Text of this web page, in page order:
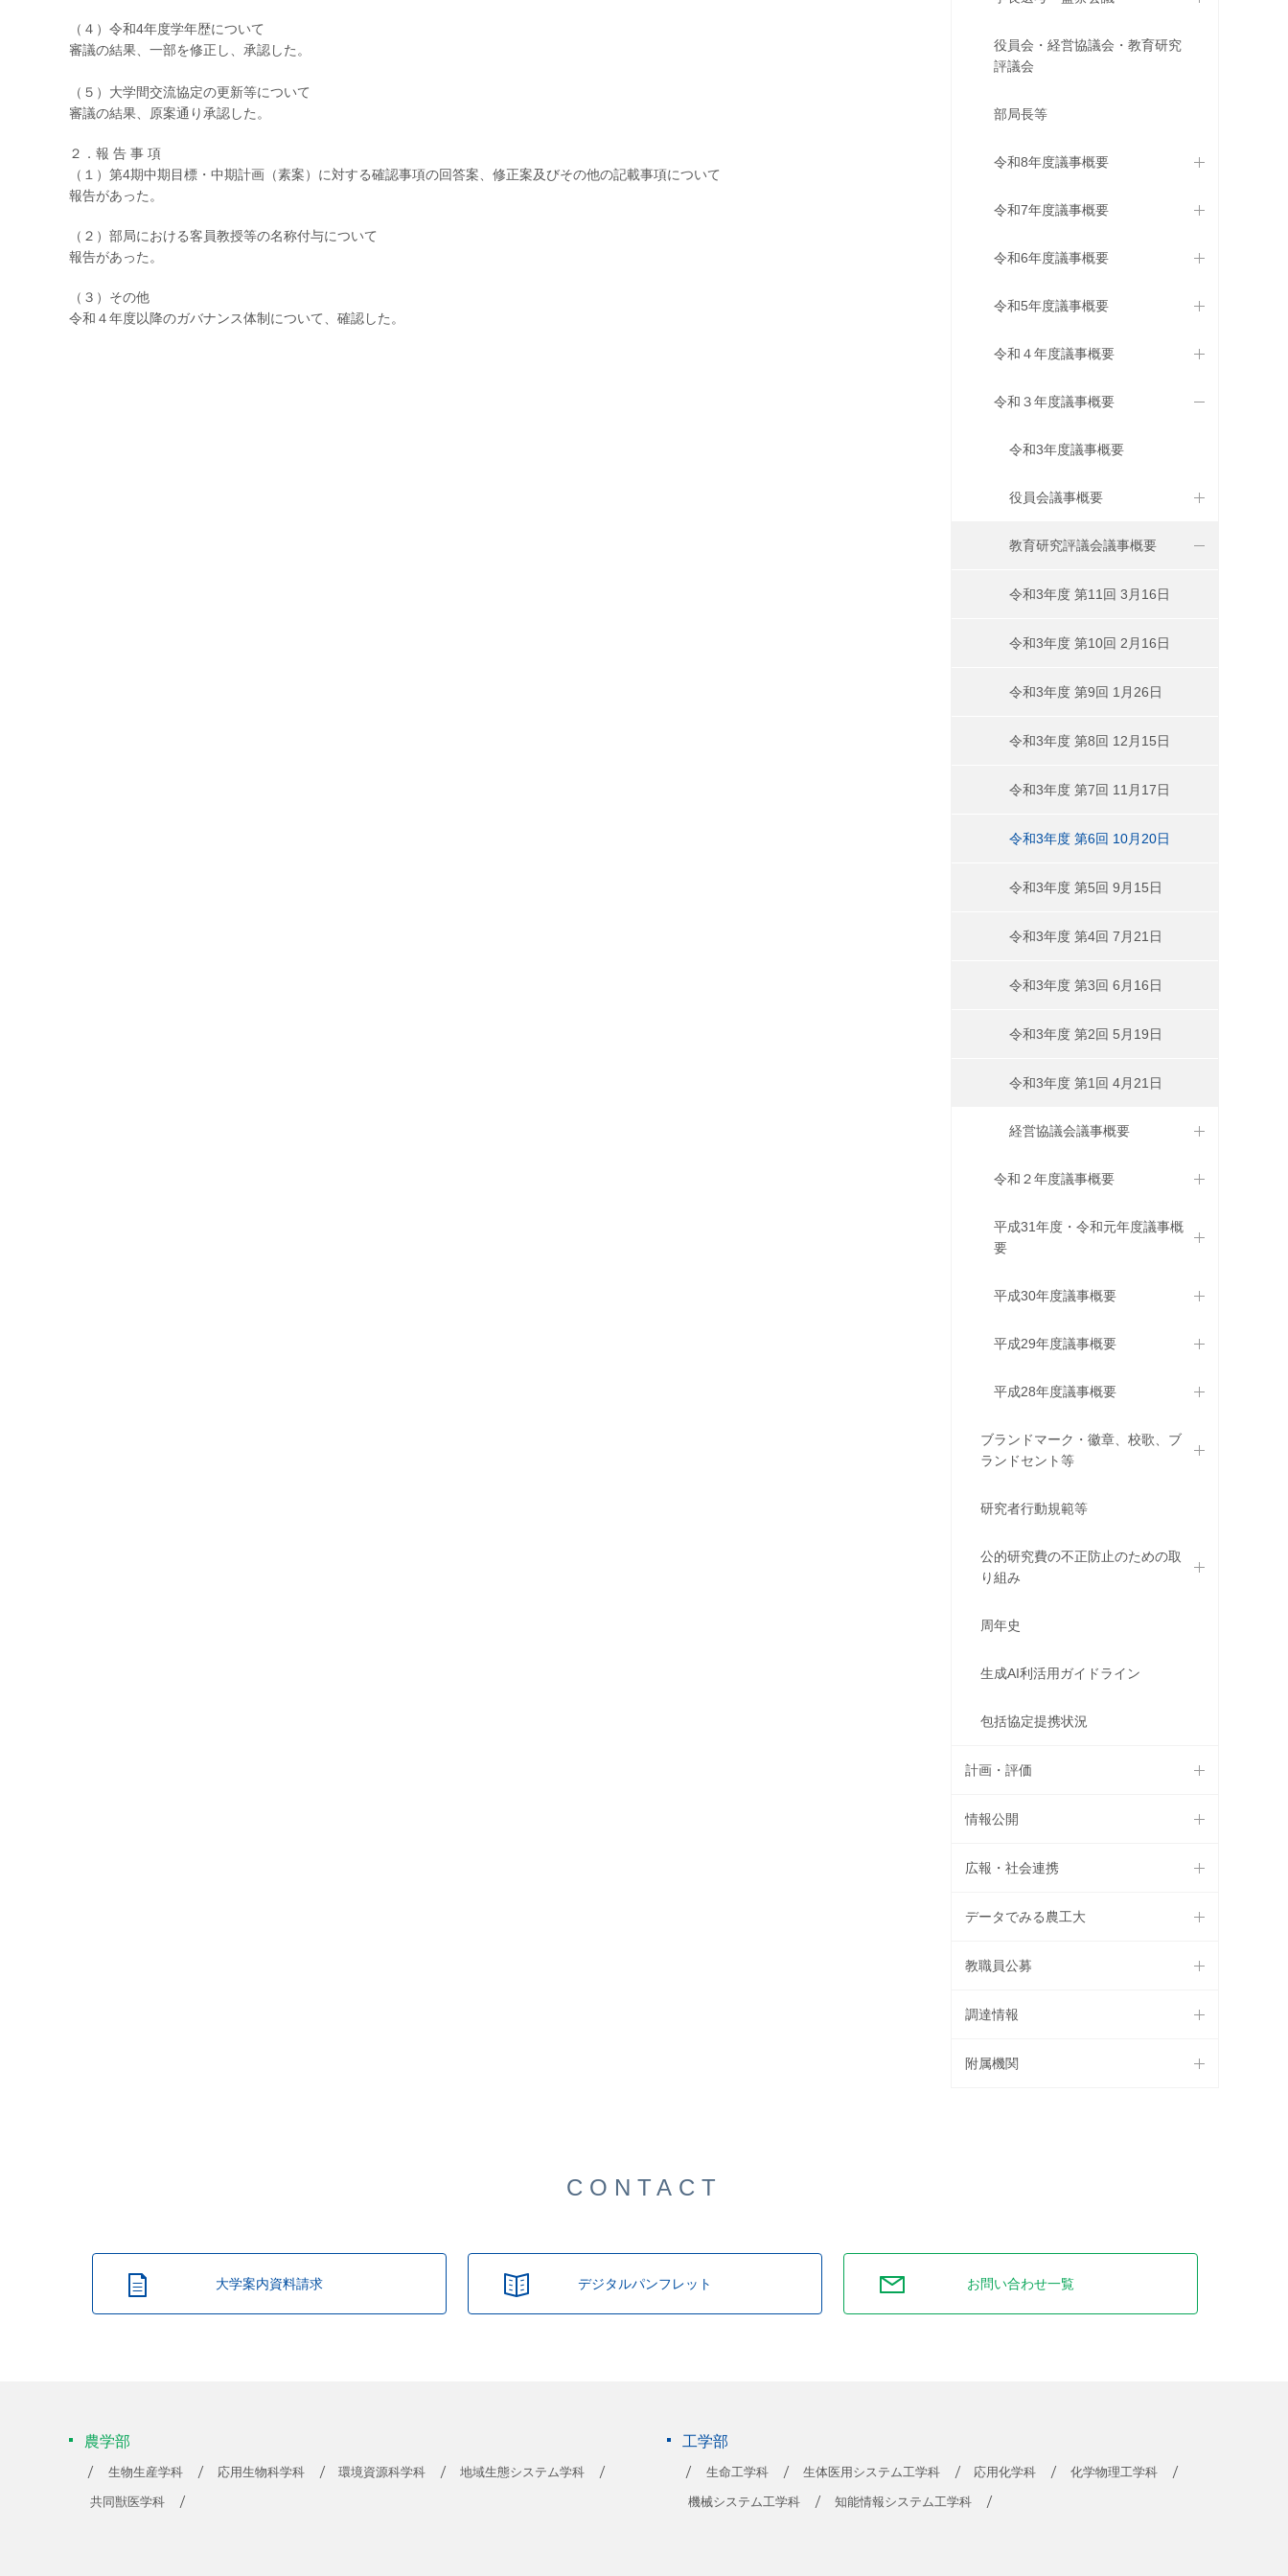
（４）令和4年度学年歴について
審議の結果、一部を修正し、承認した。
（５）大学間交流協定の更新等について
審議の結果、原案通り承認した。
２．報 告 事 項
（１）第4期中期目標・中期計画（素案）に対する確認事項の回答案、修正案及びその他の記載事項について
報告があった。
（２）部局における客員教授等の名称付与について
報告があった。
（３）その他
令和４年度以降のガバナンス体制について、確認した。
役員会・経営協議会・教育研究
評議会
部局長等
令和8年度議事概要
令和7年度議事概要
令和6年度議事概要
令和5年度議事概要
令和４年度議事概要
令和３年度議事概要
令和3年度議事概要
役員会議事概要
教育研究評議会議事概要
令和3年度 第11回 3月16日
令和3年度 第10回 2月16日
令和3年度 第9回 1月26日
令和3年度 第8回 12月15日
令和3年度 第7回 11月17日
令和3年度 第6回 10月20日
令和3年度 第5回 9月15日
令和3年度 第4回 7月21日
令和3年度 第3回 6月16日
令和3年度 第2回 5月19日
令和3年度 第1回 4月21日
経営協議会議事概要
令和２年度議事概要
平成31年度・令和元年度議事概
要
平成30年度議事概要
平成29年度議事概要
平成28年度議事概要
ブランドマーク・徽章、校歌、ブ
ランドセント等
研究者行動規範等
公的研究費の不正防止のための取
り組み
周年史
生成AI利活用ガイドライン
包括協定提携状況
計画・評価
情報公開
広報・社会連携
データでみる農工大
教職員公募
調達情報
附属機関
CONTACT
大学案内資料請求 デジタルパンフレット お問い合わせ一覧
農学部
生物生産学科 応用生物科学科 環境資源科学科 地域生態システム学科
共同獣医学科
工学部
生命工学科 生体医用システム工学科 応用化学科 化学物理工学科
機械システム工学科 知能情報システム工学科